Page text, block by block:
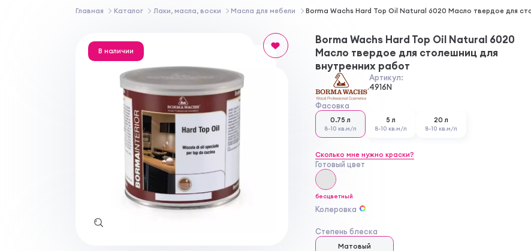
Главная Каталог Лаки, масла, воски Масла для мебели Borma Wachs Hard Top Oil Natural 6020 Масло твердое для
В наличии
Borma Wachs Hard Top Oil Natural 6020
Масло твердое для столешниц для
внутренних работ
Артикул:
4916N
Фасовка
0.75 л
8-10 кв.м/л
5 л
8-10 кв.м/л
20 л
8-10 кв.м/л
Сколько мне нужно краски?
Готовый цвет
бесцветный
Колеровка
Степень блеска
Матовый